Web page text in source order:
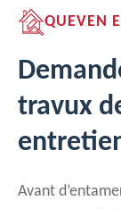
QUEVEN
travux
Avant